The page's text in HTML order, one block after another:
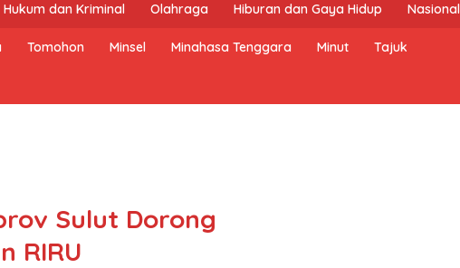
Hukum dan Kriminal Olahraga Hiburan dan Gaya Hidup Nasional
Tomohon Minsel Minahasa Tenggara Minut Tajuk
Sulut Dorong
RIRU